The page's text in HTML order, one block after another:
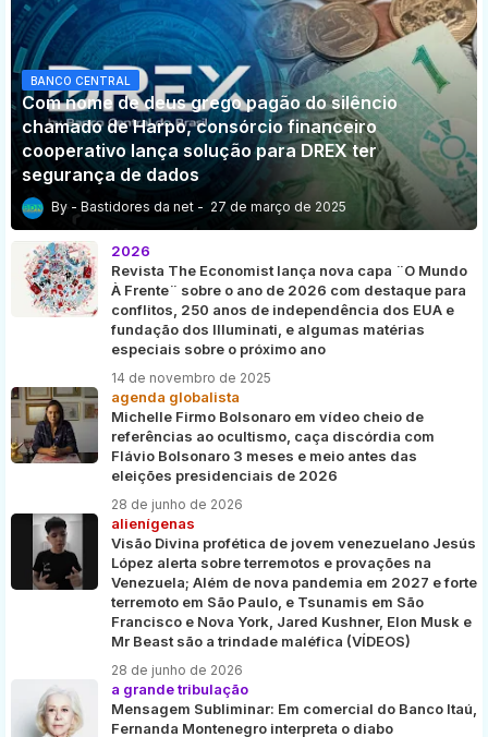
BANCO CENTRAL
Com nome de deus grego pagão do silêncio
chamado de Harpo, consórcio financeiro
cooperativo lança solução para DREX ter
segurança de dados
Bastidores da net 27 de março de 2025
2026
Revista The Economist lança nova capa ¨O Mundo
À Frente¨ sobre o ano de 2026 com destaque para
conflitos, 250 anos de independência dos EUA e
fundação dos Illuminati, e algumas matérias
especiais sobre o próximo ano
14 de novembro de 2025
agenda globalista
Michelle Firmo Bolsonaro em vídeo cheio de
referências ao ocultismo, caça discórdia com
Flávio Bolsonaro 3 meses e meio antes das
eleições presidenciais de 2026
28 de junho de 2026
alienígenas
Visão Divina profética de jovem venezuelano Jesús
López alerta sobre terremotos e provações na
Venezuela; Além de nova pandemia em 2027 e forte
terremoto em São Paulo, e Tsunamis em São
Francisco e Nova York, Jared Kushner, Elon Musk e
Mr Beast são a trindade maléfica (VÍDEOS)
28 de junho de 2026
a grande tribulação
Mensagem Subliminar: Em comercial do Banco Itaú,
Fernanda Montenegro interpreta o diabo